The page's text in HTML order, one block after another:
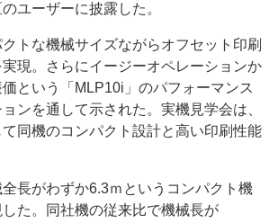
購入申し込み
サイトポリシー
ユーザーに披露した。
トな機械サイズながらオフセット印刷
現。さらにイージーオペレーションか
という「MLP10i」のパフォーマンス
ンを通して示された。実機見学会は、
同機のコンパクト設計と高い印刷性能
長がわずか6.3ｍというコンパクト機
た。同社機の従来比で機械長が